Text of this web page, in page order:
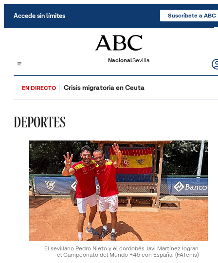
Accede sin límites Suscríbete a ABC
NacionalSevilla
EN DIRECTO Crisis migratoria en Ceuta
DEPORTES
El sevillano Pedro Nieto y el cordobés Javi Martínez logran
el Campeonato del Mundo +45 con España. (FATenis)